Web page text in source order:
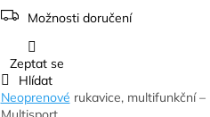
Možnosti doručení
Neoprenové rukavice, multifunkční
Zeptat se
Hlídat